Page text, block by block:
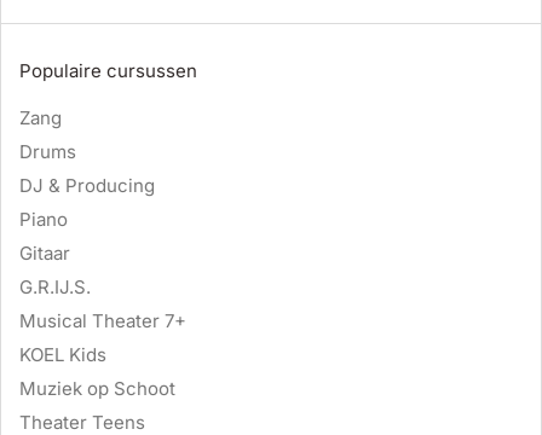
Populaire cursussen
Zang
Drums
DJ & Producing
Piano
Gitaar
G.R.IJ.S.
Musical Theater 7+
KOEL Kids
Muziek op Schoot
Theater Teens